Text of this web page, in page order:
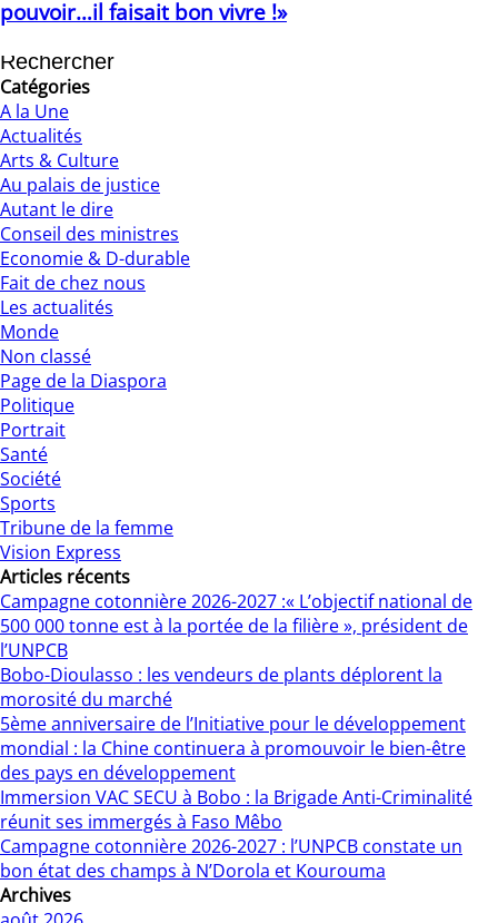
pouvoir…il faisait bon vivre !»
Catégories
A la Une
Actualités
Arts & Culture
Au palais de justice
Autant le dire
Conseil des ministres
Economie & D-durable
Fait de chez nous
Les actualités
Monde
Non classé
Page de la Diaspora
Politique
Portrait
Santé
Société
Sports
Tribune de la femme
Vision Express
Articles récents
Campagne cotonnière 2026-2027 :« L’objectif national de
500 000 tonne est à la portée de la filière », président de
l’UNPCB
Bobo-Dioulasso : les vendeurs de plants déplorent la
morosité du marché
5ème anniversaire de l’Initiative pour le développement
mondial : la Chine continuera à promouvoir le bien-être
des pays en développement
Immersion VAC SECU à Bobo : la Brigade Anti-Criminalité
réunit ses immergés à Faso Mêbo
Campagne cotonnière 2026-2027 : l’UNPCB constate un
bon état des champs à N’Dorola et Kourouma
Archives